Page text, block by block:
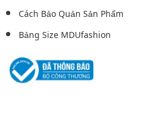
Cách Bảo Quản Sản Phẩm
Bảng Size MDUfashion